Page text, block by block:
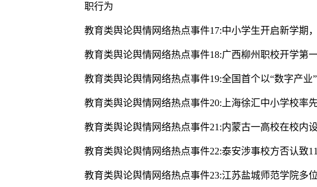
职行为
教育类舆论舆情网络热点事件17:中小学生开启新学期
教育类舆论舆情网络热点事件18:广西柳州职校开学第
教育类舆论舆情网络热点事件19:全国首个以“数字产业
教育类舆论舆情网络热点事件20:上海徐汇中小学校率
教育类舆论舆情网络热点事件21:内蒙古一高校在校内
教育类舆论舆情网络热点事件22:泰安涉事校方否认致
教育类舆论舆情网络热点事件23:江苏盐城师范学院多